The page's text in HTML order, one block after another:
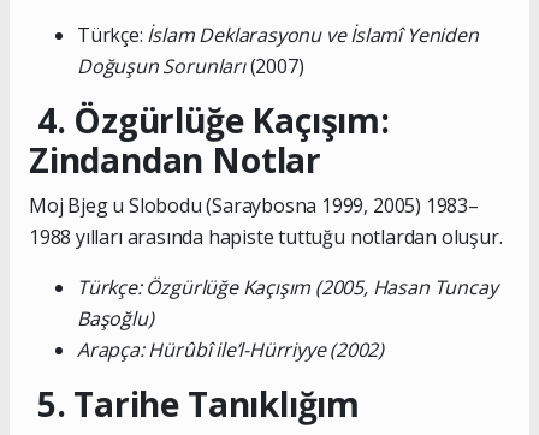
Türkçe: İslam Deklarasyonu ve İslamî Yeniden
Doğuşun Sorunları(2007)
4. Özgürlüğe Kaçışım:
Zindandan Notlar
Moj Bjeg u Slobodu (Saraybosna 1999, 2005) 1983–
1988 yılları arasında hapiste tuttuğu notlardan oluşur.
Türkçe: Özgürlüğe Kaçışım (2005, Hasan Tuncay
Başoğlu)
Arapça: Hürûbî ile’l-Hürriyye (2002)
5. Tarihe Tanıklığım